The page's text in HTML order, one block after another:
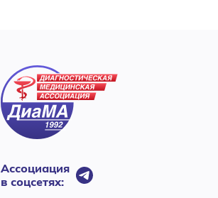
Ассоциация
в соцсетях: